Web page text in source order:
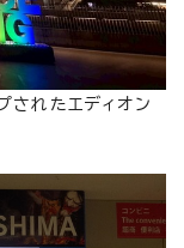
されたエディオン